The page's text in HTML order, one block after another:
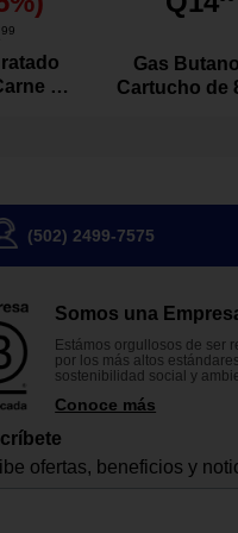
99
de
Gas
Cartucho de
(502) 2499-7575
Somos una
Estámos orgullosos de ser
por los más altos
sostenibilidad social y
Conoce más
ofertas, beneficios y